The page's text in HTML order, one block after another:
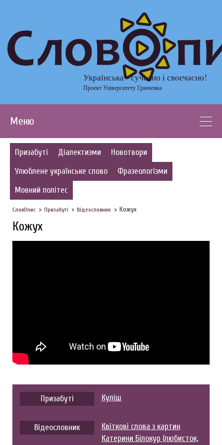
Українська - сучасно і своєчасно!
Проект Університету Грінченка
Меню
Призабуті Діалектизми
Новотвори
Улюблене українське слово
Фразеологізми
Мовний політес
СловОпис Призабуті Відеословник Кожух
Кожух
Призабуті Куліш
Відеословник
Квіткові слова з картин
Катерини Білокур (любисток,